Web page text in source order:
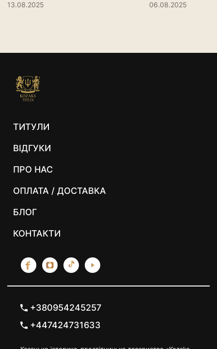
13.08.2025 06.08.2025
ТИТУЛИ
ВІДГУКИ
ПРО НАС
ОПЛАТА / ДОСТАВКА
БЛОГ
КОНТАКТИ
+380954245257
+447424731633